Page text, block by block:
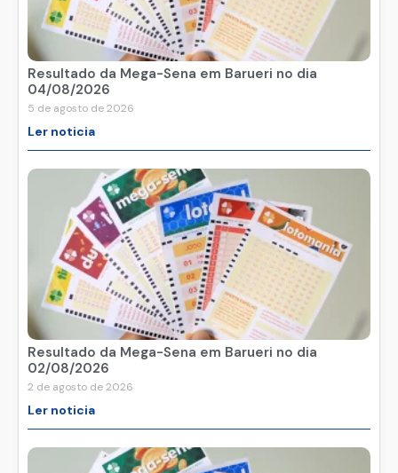
Resultado da Mega-Sena em Barueri no dia
04/08/2026
5 de agosto de 2026
Ler noticia
Resultado da Mega-Sena em Barueri no dia
02/08/2026
2 de agosto de 2026
Ler noticia